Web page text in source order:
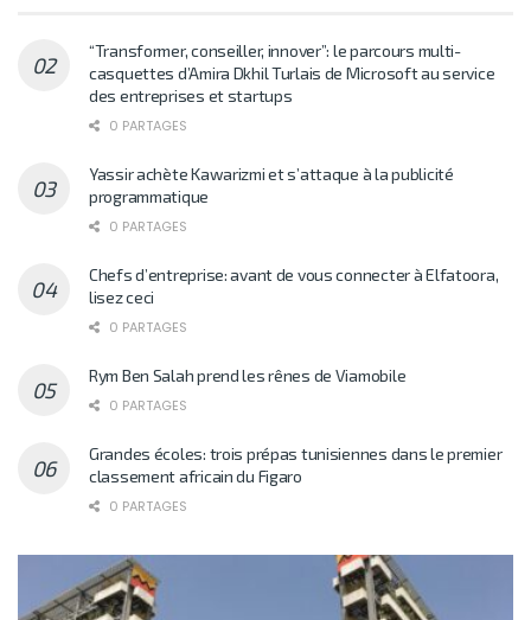
“Transformer, conseiller, innover”: le parcours multi-
casquettes d’Amira Dkhil Turlais de Microsoft au service
des entreprises et startups
0 PARTAGES
Yassir achète Kawarizmi et s’attaque à la publicité
programmatique
0 PARTAGES
Chefs d’entreprise: avant de vous connecter à Elfatoora,
lisez ceci
0 PARTAGES
Rym Ben Salah prend les rênes de Viamobile
0 PARTAGES
Grandes écoles: trois prépas tunisiennes dans le premier
classement africain du Figaro
0 PARTAGES